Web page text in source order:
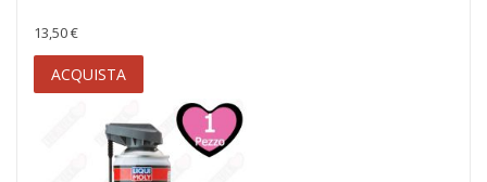
13,50 €
ACQUISTA